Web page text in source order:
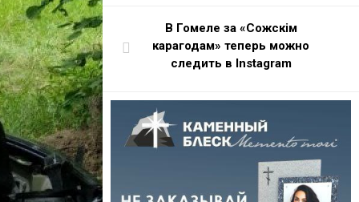
В Гомеле за «Сожскім
карагодам» теперь можно
следить в Instagram